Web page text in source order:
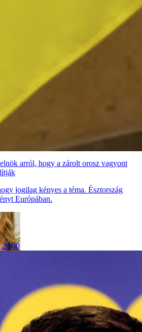
arról, hogy a zárolt orosz vagyont
jogilag kényes a téma. Észtország
Európában.
20:00